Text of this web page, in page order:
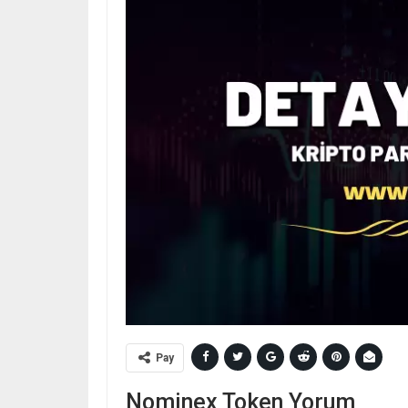
Pay
Nominex Token Yorum